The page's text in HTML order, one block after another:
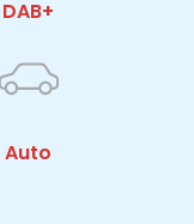
DAB+
Auto